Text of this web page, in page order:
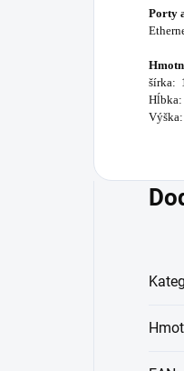
Porty
šírka:
Hĺbka: